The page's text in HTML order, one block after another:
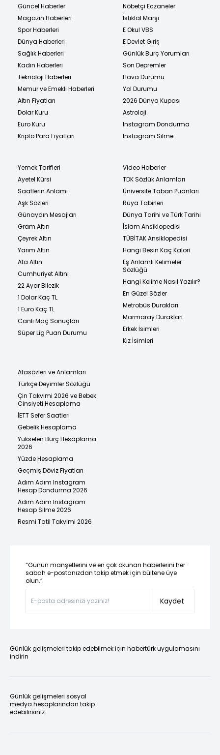
Güncel Haberler
Magazin Haberleri
Spor Haberleri
Dünya Haberleri
Sağlık Haberleri
Kadın Haberleri
Teknoloji Haberleri
Memur ve Emekli Haberleri
Altın Fiyatları
Dolar Kuru
Euro Kuru
Kripto Para Fiyatları
Nöbetçi Eczaneler
İstiklal Marşı
E Okul VBS
E Devlet Giriş
Günlük Burç Yorumları
Son Depremler
Hava Durumu
Yol Durumu
2026 Dünya Kupası
Astroloji
Instagram Dondurma
Instagram Silme
Yemek Tarifleri
Ayetel Kürsi
Saatlerin Anlamı
Aşk Sözleri
Günaydın Mesajları
Gram Altın
Çeyrek Altın
Yarım Altın
Ata Altın
Cumhuriyet Altını
22 Ayar Bilezik
1 Dolar Kaç TL
1 Euro Kaç TL
Canlı Maç Sonuçları
Süper Lig Puan Durumu
Video Haberler
TDK Sözlük Anlamları
Üniversite Taban Puanları
Rüya Tabirleri
Dünya Tarihi ve Türk Tarihi
İslam Ansiklopedisi
TÜBİTAK Ansiklopedisi
Hangi Besin Kaç Kalori
Eş Anlamlı Kelimeler
Sözlüğü
Hangi Kelime Nasıl Yazılır?
En Güzel Sözler
Metrobüs Durakları
Marmaray Durakları
Erkek İsimleri
Kız İsimleri
Atasözleri ve Anlamları
Türkçe Deyimler Sözlüğü
Çin Takvimi 2026 ve Bebek
Cinsiyeti Hesaplama
İETT Sefer Saatleri
Gebelik Hesaplama
Yükselen Burç Hesaplama
2026
Yüzde Hesaplama
Geçmiş Döviz Fiyatları
Adım Adım Instagram
Hesap Dondurma 2026
Adım Adım Instagram
Hesap Silme 2026
Resmi Tatil Takvimi 2026
“Günün manşetlerini ve en çok okunan haberlerini her
sabah e-postanızdan takip etmek için bültene üye
olun.”
Kaydet
Günlük gelişmeleri takip edebilmek için habertürk uygulamasını
indirin
Günlük gelişmeleri sosyal
medya hesaplarından takip
edebilirsiniz.